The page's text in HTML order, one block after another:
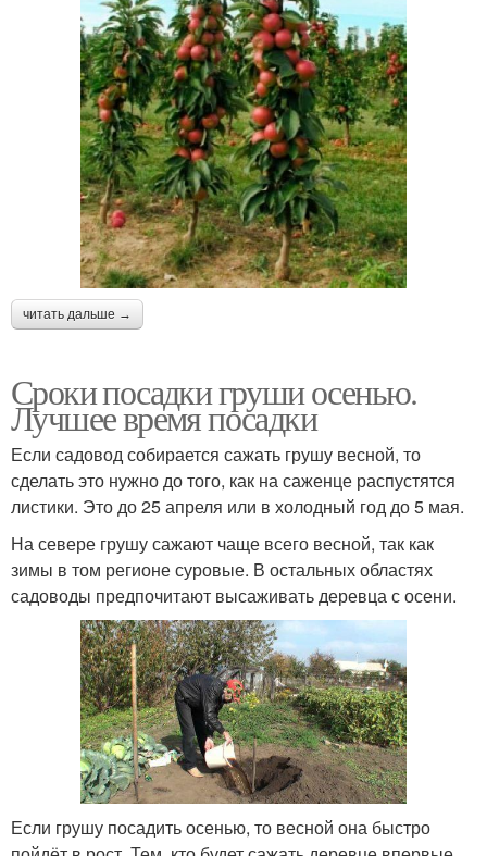
читать дальше →
Сроки посадки груши осенью.
Лучшее время посадки
Если садовод собирается сажать грушу весной, то
сделать это нужно до того, как на саженце распустятся
листики. Это до 25 апреля или в холодный год до 5 мая.
На севере грушу сажают чаще всего весной, так как
зимы в том регионе суровые. В остальных областях
садоводы предпочитают высаживать деревца с осени.
Если грушу посадить осенью, то весной она быстро